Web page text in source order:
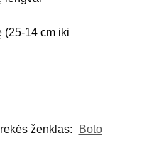
(25-14 cm iki
ženklas: Boto